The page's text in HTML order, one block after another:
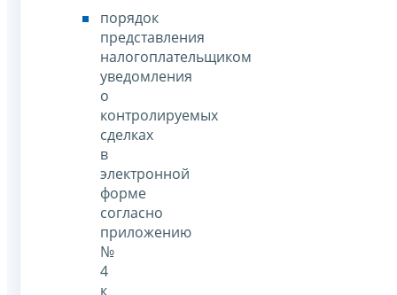
порядок
представления
налогоплательщиком
уведомления
о
контролируемых
сделках
в
электронной
форме
согласно
приложению
№
4
к